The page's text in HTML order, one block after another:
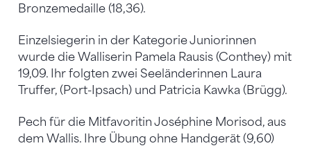
Bronzemedaille (18,36).
Einzelsiegerin in der Kategorie Juniorinnen
wurde die Walliserin Pamela Rausis (Conthey) mit
19,09. Ihr folgten zwei Seeländerinnen Laura
Truffer, (Port-Ipsach) und Patricia Kawka (Brügg).
Pech für die Mitfavoritin Joséphine Morisod, aus
dem Wallis. Ihre Übung ohne Handgerät (9,60)